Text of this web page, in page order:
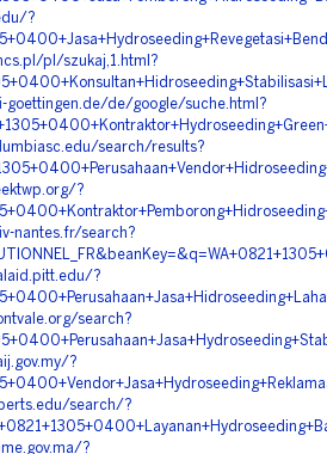
?
pl/szukaj,1.html?
goettingen.de/de/google/suche.html?
search/results?
?
nantes.fr/search?
?
search?
?
search/?
?